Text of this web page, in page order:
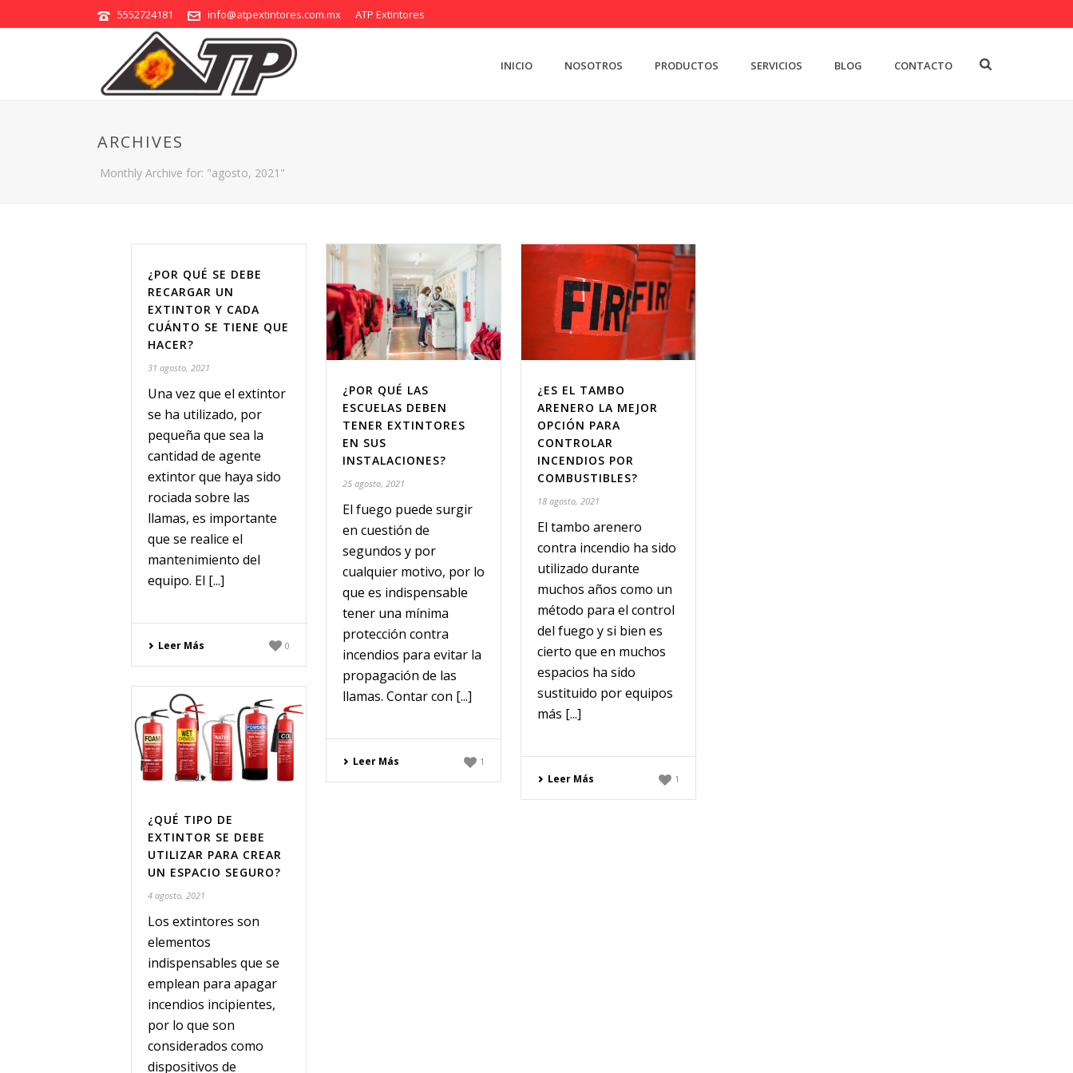
5552724181 info@atpextintores.com.mx ATP Extintores
INICIO NOSOTROS PRODUCTOS SERVICIOS BLOG CONTACTO
ARCHIVES
Monthly Archive for: "agosto, 2021"
¿POR QUÉ SE DEBE
RECARGAR UN
EXTINTOR Y CADA
CUÁNTO SE TIENE QUE
HACER?
31 agosto, 2021
Una vez que el extintor
se ha utilizado, por
pequeña que sea la
cantidad de agente
extintor que haya sido
rociada sobre las
llamas, es importante
que se realice el
mantenimiento del
equipo. El [...]
Leer Más 0
¿POR QUÉ LAS
ESCUELAS DEBEN
TENER EXTINTORES
EN SUS
INSTALACIONES?
25 agosto, 2021
El fuego puede surgir
en cuestión de
segundos y por
cualquier motivo, por lo
que es indispensable
tener una mínima
protección contra
incendios para evitar la
propagación de las
llamas. Contar con [...]
Leer Más 1
¿ES EL TAMBO
ARENERO LA MEJOR
OPCIÓN PARA
CONTROLAR
INCENDIOS POR
COMBUSTIBLES?
18 agosto, 2021
El tambo arenero
contra incendio ha sido
utilizado durante
muchos años como un
método para el control
del fuego y si bien es
cierto que en muchos
espacios ha sido
sustituido por equipos
más [...]
Leer Más 1
¿QUÉ TIPO DE
EXTINTOR SE DEBE
UTILIZAR PARA CREAR
UN ESPACIO SEGURO?
4 agosto, 2021
Los extintores son
elementos
indispensables que se
emplean para apagar
incendios incipientes,
por lo que son
considerados como
dispositivos de